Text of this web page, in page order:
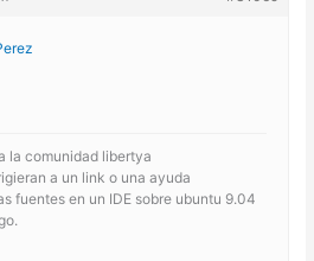
la comunidad libertya
a un link o una ayuda
fuentes en un IDE sobre ubuntu 9.04